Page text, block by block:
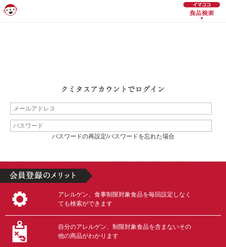
パスワードの再設定/パスワードを忘れた場合
アレルゲン、食事制限対象食品を毎回設定しなく
ても検索ができます
自分のアレルゲン、制限対象食品を含まないその
他の商品がわかります